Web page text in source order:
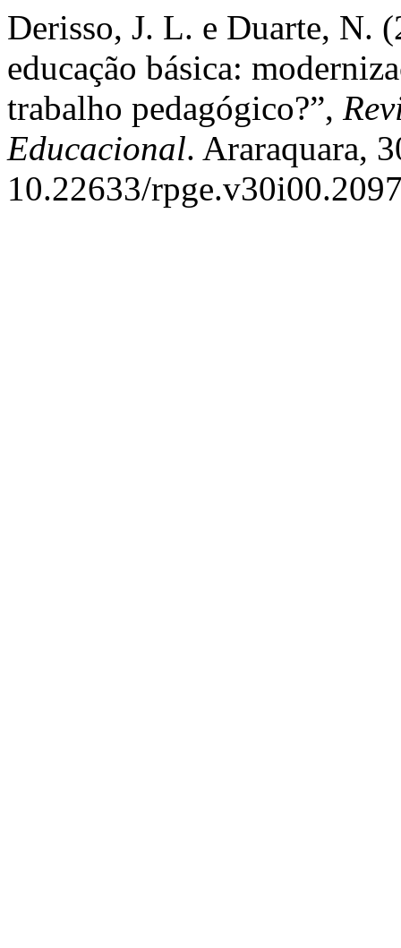
Derisso, J. L. e Duarte, N.
educação básica:
trabalho pedagógico?”,
Educacional. Araraquara,
10.22633/